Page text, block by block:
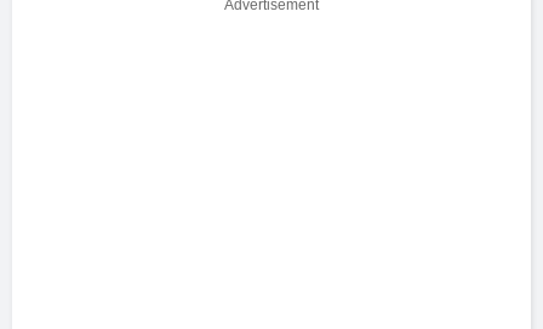
Advertisement